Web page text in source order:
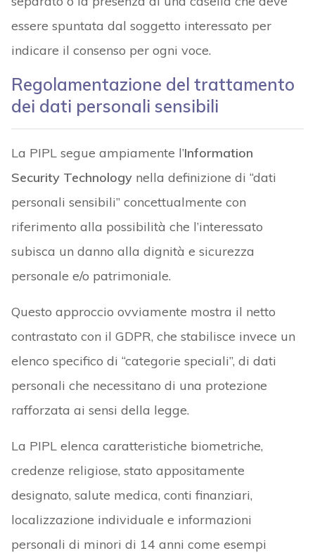
essere spuntata dal soggetto interessato per
indicare il consenso per ogni voce.
Regolamentazione del trattamento
dei dati personali sensibili
La PIPL segue ampiamente l’Information
Security Technologynella definizione di “dati
personali sensibili” concettualmente con
riferimento alla possibilità che l’interessato
subisca un danno alla dignità e sicurezza
personale e/o patrimoniale.
Questo approccio ovviamente mostra il netto
contrastato con il GDPR, che stabilisce invece un
elenco specifico di “categorie speciali”, di dati
personali che necessitano di una protezione
rafforzata ai sensi della legge.
La PIPL elenca caratteristiche biometriche,
credenze religiose, stato appositamente
designato, salute medica, conti finanziari,
localizzazione individuale e informazioni
personali di minori di 14 anni come esempi